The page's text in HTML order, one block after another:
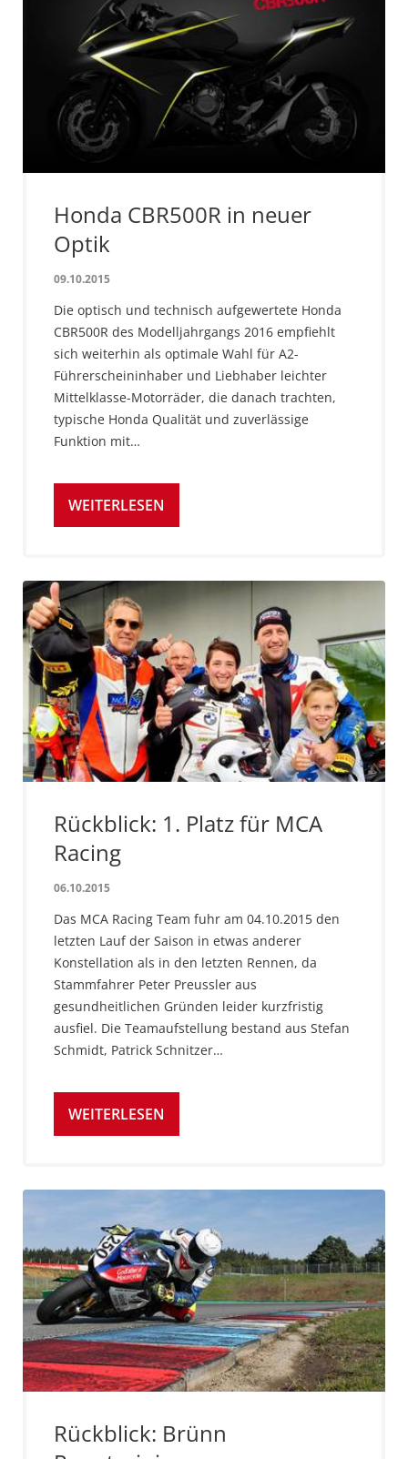
Honda CBR500R in neuer
Optik
09.10.2015
Die optisch und technisch aufgewertete Honda
CBR500R des Modelljahrgangs 2016 empfiehlt
sich weiterhin als optimale Wahl für A2-
Führerscheininhaber und Liebhaber leichter
Mittelklasse-Motorräder, die danach trachten,
typische Honda Qualität und zuverlässige
Funktion mit…
WEITERLESEN
Rückblick: 1. Platz für MCA
Racing
06.10.2015
Das MCA Racing Team fuhr am 04.10.2015 den
letzten Lauf der Saison in etwas anderer
Konstellation als in den letzten Rennen, da
Stammfahrer Peter Preussler aus
gesundheitlichen Gründen leider kurzfristig
ausfiel. Die Teamaufstellung bestand aus Stefan
Schmidt, Patrick Schnitzer…
WEITERLESEN
Rückblick: Brünn